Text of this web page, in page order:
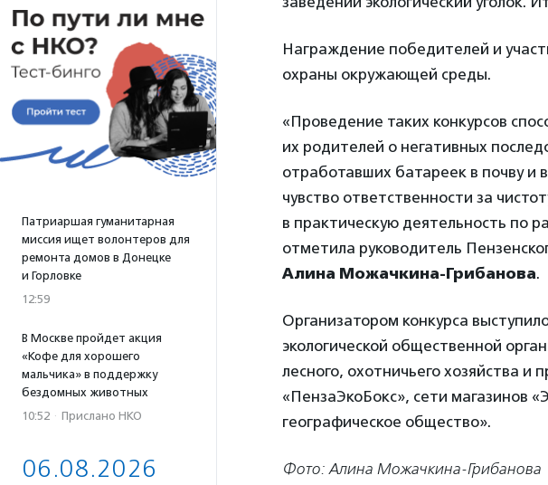
Патриаршая гуманитарная
миссия ищет волонтеров для
ремонта домов в Донецке
и Горловке
12:59
В Москве пройдет акция
«Кофе для хорошего
мальчика» в поддержку
бездомных животных
10:52 · Прислано НКО
06.08.2026
Награждение победителей и
охраны окружающей среды.
«Проведение таких конкурсов
их родителей о негативных
отработавших батареек в почву и
чувство ответственности за
в практическую деятельность по
отметила руководитель
Алина Можачкина-Грибанова.
Организатором конкурса
экологической общественной
лесного, охотничьего хозяйства
«ПензаЭкоБокс», сети магазинов
географическое общество».
Фото: Алина Можачкина-Грибанова